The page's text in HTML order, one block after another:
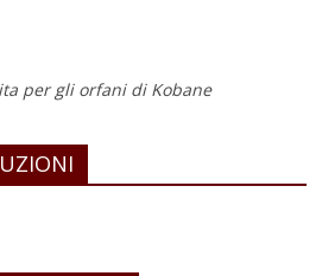
per gli orfani di Kobane